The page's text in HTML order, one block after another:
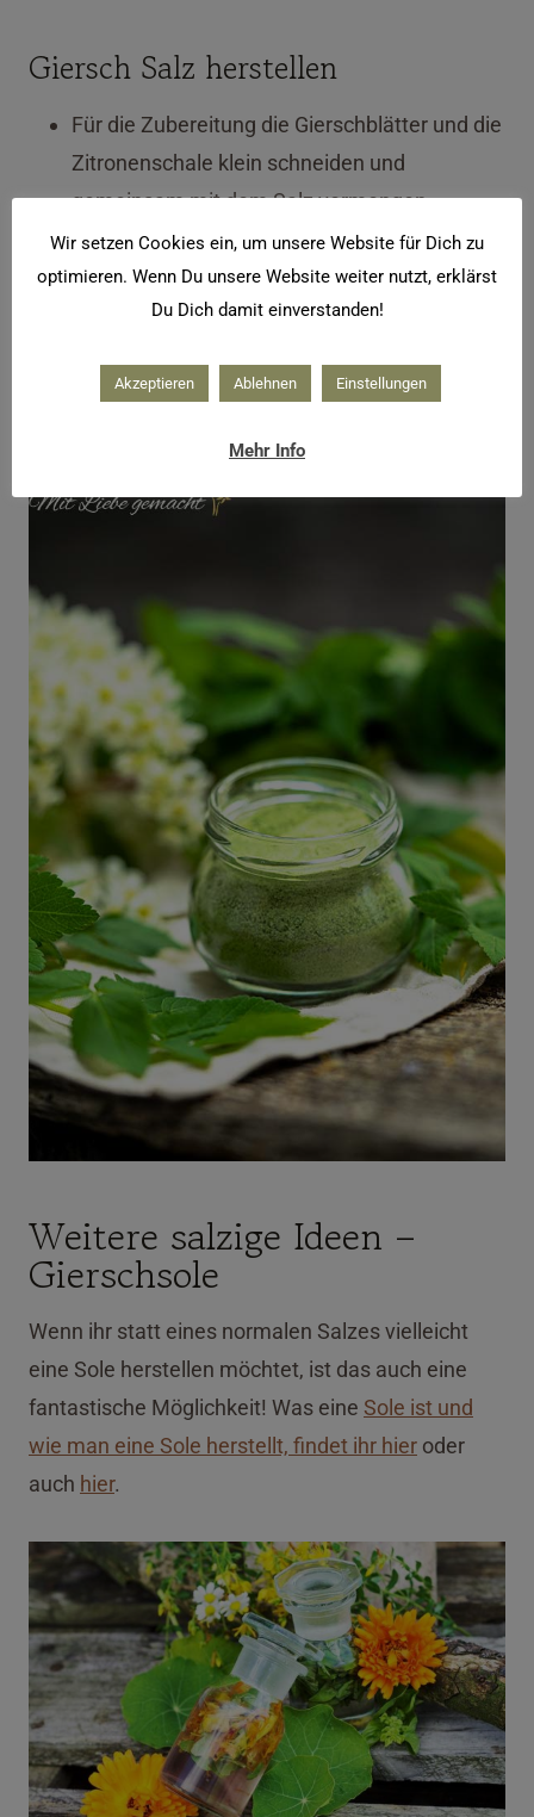
Giersch Salz herstellen
Für die Zubereitung die Gierschblätter und die
Zitronenschale klein schneiden und
gemeinsam mit dem Salz vermengen.
Mit einem Mixer fein zerkleinern, bis eine Art
Paste entsteht.
Das Salz auf ein Backpapier aufstreichen und
Die festen Klumpen nochmals fein mixen und
Weitere salzige Ideen –
Gierschsole
Wenn ihr statt eines normalen Salzes vielleicht
eine Sole herstellen möchtet, ist das auch eine
fantastische Möglichkeit! Was eine Sole ist und
wie man eine Sole herstellt, findet ihr hier oder
auch hier.
Wir setzen Cookies ein, um unsere Website für Dich zu
optimieren. Wenn Du unsere Website weiter nutzt, erklärst
Du Dich damit einverstanden!
Akzeptieren Ablehnen Einstellungen
Mehr Info